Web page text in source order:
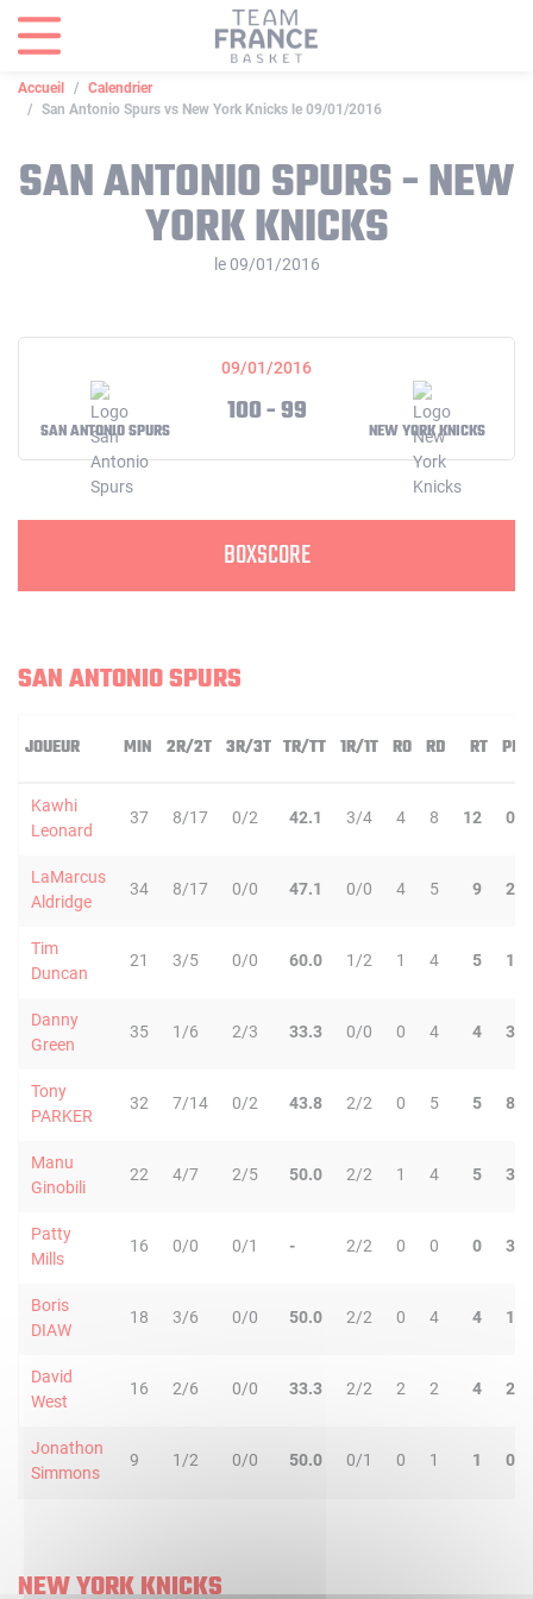
Accueil
Calendrier
San Antonio Spurs vs New York Knicks le 09/01/2016
SAN ANTONIO SPURS - NEW
YORK KNICKS
le 09/01/2016
09/01/2016
SAN ANTONIO SPURS
100 - 99
NEW YORK KNICKS
BOXSCORE
SAN ANTONIO SPURS
JOUEUR MIN 2R/2T 3R/3T TR/TT 1R/1T RO RD RT PD
Kawhi
Leonard
37 8/17 0/2 42.1 3/4 4 8 12 0
LaMarcus
Aldridge
34 8/17 0/0 47.1 0/0 4 5 9 2
Tim
Duncan
21 3/5 0/0 60.0 1/2 1 4 5 1
Danny
Green
35 1/6 2/3 33.3 0/0 0 4 4 3
Tony
PARKER
32 7/14 0/2 43.8 2/2 0 5 5 8
Manu
Ginobili
22 4/7 2/5 50.0 2/2 1 4 5 3
Patty
Mills
16 0/0 0/1 - 2/2 0 0 0 3
Boris
DIAW
18 3/6 0/0 50.0 2/2 0 4 4 1
David
West
16 2/6 0/0 33.3 2/2 2 2 4 2
Jonathon
Simmons
9 1/2 0/0 50.0 0/1 0 1 1 0
NEW YORK KNICKS
Panneau de gestion des cookies